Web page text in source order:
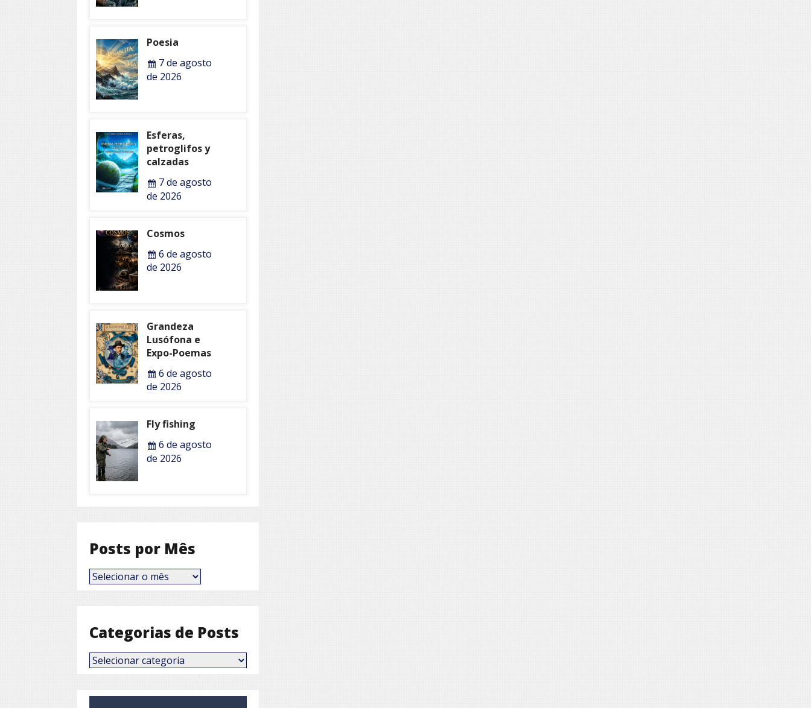
Poesia
7 de agosto
de 2026
Esferas,
petroglifos y
calzadas
7 de agosto
de 2026
Cosmos
6 de agosto
de 2026
Grandeza
Lusófona e
Expo-Poemas
6 de agosto
de 2026
Fly fishing
6 de agosto
de 2026
Posts por Mês
Posts
por
Categorias de Posts
Categorias
de